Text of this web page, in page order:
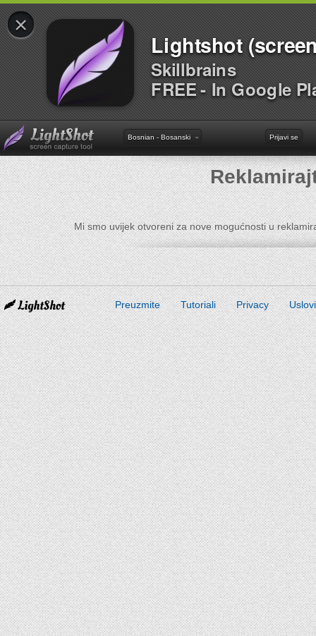
×
Lightshot
Skillbrains
FREE - In Google
Bosnian - Bosanski Prijavi se
Mi smo uvijek otvoreni za nove mogućnosti u
Preuzmite Tutoriali Privacy